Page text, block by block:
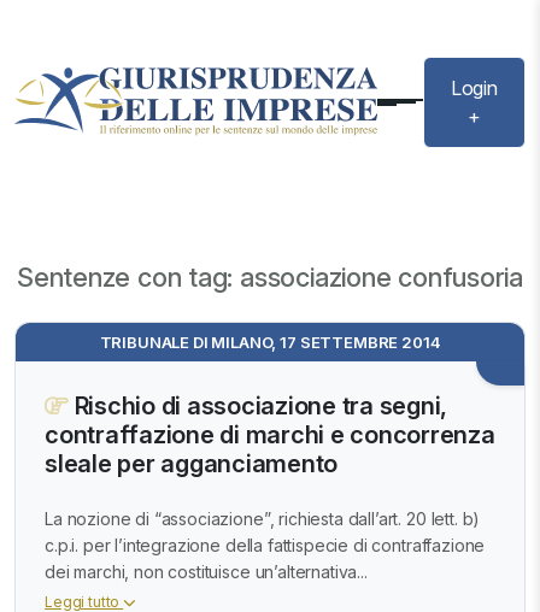
Login
+
Sentenze con tag: associazione confusoria
TRIBUNALE DI MILANO, 17 SETTEMBRE 2014
Rischio di associazione tra segni,
contraffazione di marchi e concorrenza
sleale per agganciamento
La nozione di “associazione”, richiesta dall’art. 20 lett. b)
c.p.i. per l’integrazione della fattispecie di contraffazione
dei marchi, non costituisce un’alternativa...
Leggi tutto